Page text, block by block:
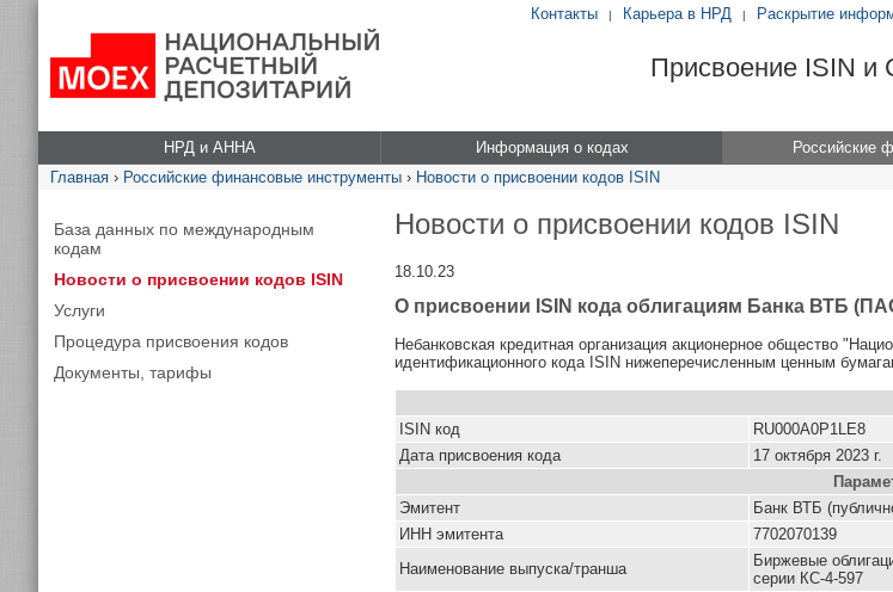
Контакты | Карьера в НРД | Раскрытие
Присвоение ISIN и
НРД и АННА Информация о кодах Российские
Главная › Российские финансовые инструменты › Новости о присвоении кодов ISIN
База данных по международным
кодам
Новости о присвоении кодов ISIN
Услуги
Процедура присвоения кодов
Документы, тарифы
Новости о присвоении кодов ISIN
18.10.23
О присвоении ISIN кода облигациям Банка ВТБ
Небанковская кредитная организация акционерное общество
идентификационного кода ISIN нижеперечисленным ценным
ISIN код
RU000A0P1LE8
Дата присвоения кода
17 октября 2023 г.
Эмитент
Банк ВТБ
ИНН эмитента
7702070139
Наименование выпуска/транша
Биржевые
серии КС-4-597